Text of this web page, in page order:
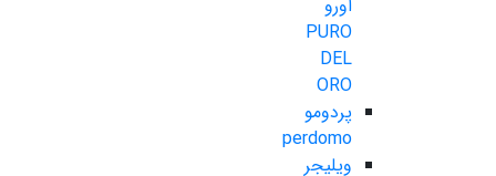
اورو
PURO
DEL
ORO
پردومو
perdomo
ویلیجر